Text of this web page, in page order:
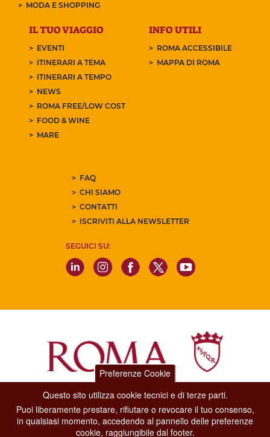
MODA E SHOPPING
IL TUO VIAGGIO
EVENTI
ITINERARI A TEMA
ITINERARI A TEMPO
NEWS
ROMA FREE/LOW COST
FOOD & WINE
MARE
INFO UTILI
ROMA ACCESSIBILE
MAPPA DI ROMA
FAQ
CHI SIAMO
CONTATTI
ISCRIVITI ALLA NEWSLETTER
SEGUICI SU:
Dipartimento Grandi Eventi, Sport, Turismo e Moda.
Via di San Basilio, 51
00187 Roma
Preferenze Cookie
Questo sito utilizza cookie tecnici e di terze parti.
Puoi liberamente prestare, rifiutare o revocare il tuo consenso,
in qualsiasi momento, accedendo al pannello delle preferenze
cookie, raggiungibile dal footer.